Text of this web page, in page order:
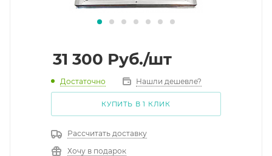
31 300 Руб./шт
Достаточно Нашли дешевле?
КУПИТЬ В 1 КЛИК
Рассчитать доставку
Хочу в подарок